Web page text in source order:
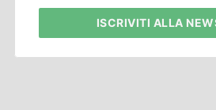
ISCRIVITI ALLA